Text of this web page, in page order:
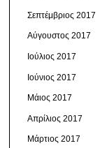
Σεπτέμβριος 2017
Αύγουστος 2017
Ιούλιος 2017
Ιούνιος 2017
Μάιος 2017
Απρίλιος 2017
Μάρτιος 2017